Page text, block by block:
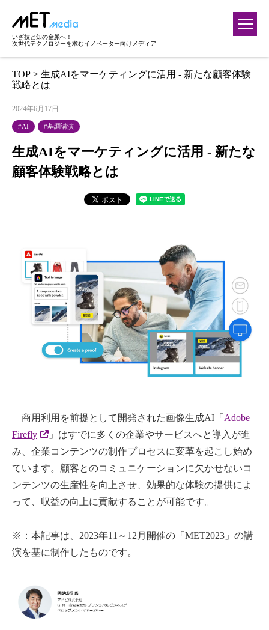
いざ技と知の金脈へ！
次世代テクノロジーを求むイノベーター向けメディア
TOP > 生成AIをマーケティングに活用 - 新たな顧客体験
戦略とは
2024年6月17日
AI 基調講演
生成AIをマーケティングに活用 - 新たな
顧客体験戦略とは
商用利用を前提として開発された画像生成AI 「 Adobe
Firefly
」はすでに多くの企業やサービスへと導入が進
み、企業コンテンツの制作プロセスに変革を起こし始め
ています。顧客とのコミュニケーションに欠かせないコ
ンテンツの生産性を向上させ、効果的な体験の提供によ
って、収益の向上に貢献することが可能です。
※：本記事は、 2023年11 ～ 12 月開催の「 MET2023 」の講
演を基に制作したものです。